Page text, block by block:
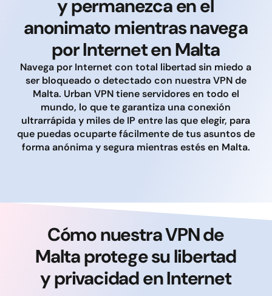
y permanezca en el
anonimato mientras navega
por Internet en Malta
Navega por Internet con total libertad sin miedo a
ser bloqueado o detectado con nuestra VPN de
Malta. Urban VPN tiene servidores en todo el
mundo, lo que te garantiza una conexión
ultrarrápida y miles de IP entre las que elegir, para
que puedas ocuparte fácilmente de tus asuntos de
forma anónima y segura mientras estés en Malta.
Cómo nuestra VPN de
Malta protege su libertad
y privacidad en Internet